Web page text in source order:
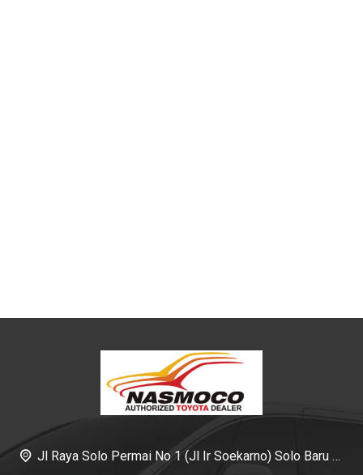
Jl Raya Solo Permai No 1 (Jl Ir Soekarno) Solo Baru Sukoharjo